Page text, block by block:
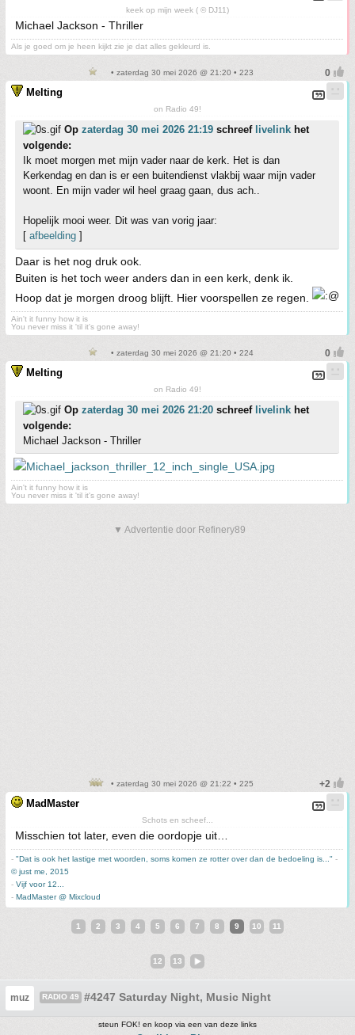
keek op mijn week ( © DJ11)
Michael Jackson - Thriller
Als je goed om je heen kijkt zie je dat alles gekleurd is.
• zaterdag 30 mei 2026 @ 21:20 • 223
Melting
on Radio 49!
Op zaterdag 30 mei 2026 21:19 schreef livelink het
volgende:
Ik moet morgen met mijn vader naar de kerk. Het is dan
Kerkendag en dan is er een buitendienst vlakbij waar mijn vader
woont. En mijn vader wil heel graag gaan, dus ach..
Hopelijk mooi weer. Dit was van vorig jaar:
[ afbeelding ]
Daar is het nog druk ook.
Buiten is het toch weer anders dan in een kerk, denk ik.
Hoop dat je morgen droog blijft. Hier voorspellen ze regen.
Ain't it funny how it is
You never miss it 'til it's gone away!
• zaterdag 30 mei 2026 @ 21:20 • 224
Melting
on Radio 49!
Op zaterdag 30 mei 2026 21:20 schreef livelink het
volgende:
Michael Jackson - Thriller
Ain't it funny how it is
You never miss it 'til it's gone away!
▼ Advertentie door Refinery89
• zaterdag 30 mei 2026 @ 21:22 • 225
MadMaster
Schots en scheef...
Misschien tot later, even die oordopje uit…
- "Dat is ook het lastige met woorden, soms komen ze rotter over dan de bedoeling is..." -
© just me, 2015
- Vijf voor 12...
- MadMaster @ Mixcloud
1 2 3 4 5 6 7 8 9 10 11
12 13
muz RADIO 49 #4247 Saturday Night, Music Night
steun FOK! en koop via een van deze links